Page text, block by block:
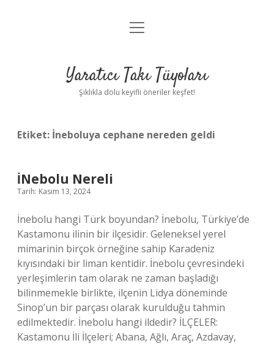
Anasayfa
Yasal Uyarı
menüyü
Yaratıcı Takı Tüyoları
Şıklıkla dolu keyifli öneriler keşfet!
Etiket: İneboluya cephane nereden geldi
İNebolu Nereli
Tarih: Kasım 13, 2024
İnebolu hangi Türk boyundan? İnebolu, Türkiye’de
Kastamonu ilinin bir ilçesidir. Geleneksel yerel
mimarinin birçok örneğine sahip Karadeniz
kıyısındaki bir liman kentidir. İnebolu çevresindeki
yerleşimlerin tam olarak ne zaman başladığı
bilinmemekle birlikte, ilçenin Lidya döneminde
Sinop’un bir parçası olarak kurulduğu tahmin
edilmektedir. İnebolu hangi ildedir? İLÇELER:
Kastamonu İli İlçeleri; Abana, Ağlı, Araç, Azdavay,